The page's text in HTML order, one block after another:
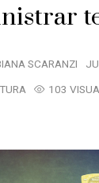
SCARANZI
103